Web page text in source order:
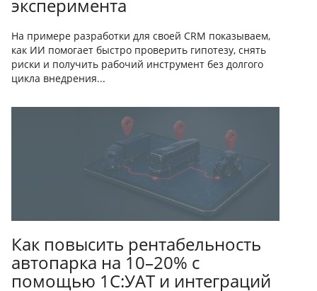
эксперимента
На примере разработки для своей CRM показываем,
как ИИ помогает быстро проверить гипотезу, снять
риски и получить рабочий инструмент без долгого
цикла внедрения...
Как повысить рентабельность
автопарка на 10–20% с
помощью 1С:УАТ и интеграций